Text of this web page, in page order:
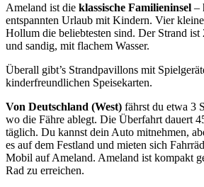
Ameland ist die klassische Familieninsel –
entspannten Urlaub mit Kindern. Vier
Hollum die beliebtesten sind. Der Strand
und sandig, mit flachem Wasser.
Überall gibt’s Strandpavillons mit
kinderfreundlichen Speisekarten.
Von Deutschland (West) fährst du etwa 3
wo die Fähre ablegt. Die Überfahrt dauert
täglich. Du kannst dein Auto mitnehmen,
es auf dem Festland und mieten sich
Mobil auf Ameland. Ameland ist kompakt
Rad zu erreichen.